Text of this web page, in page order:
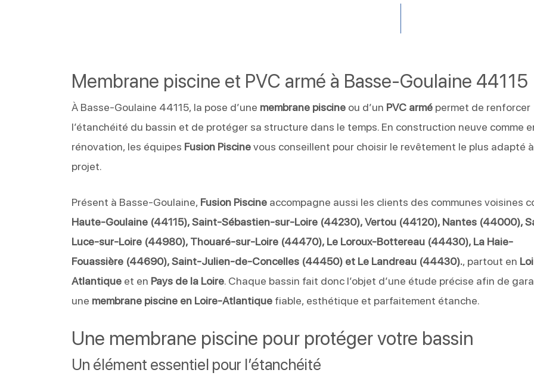
Membrane piscine et PVC armé à Basse-Goulaine 44115
À Basse-Goulaine 44115, la pose d’une membrane piscine ou d’un PVC armé permet de renforcer
l’étanchéité du bassin et de protéger sa structure dans le temps. En construction neuve comme
rénovation, les équipes Fusion Piscinevous conseillent pour choisir le revêtement le plus adapté
projet.
Présent à Basse-Goulaine, Fusion Piscine accompagne aussi les clients des communes voisines
Haute-Goulaine (44115), Saint-Sébastien-sur-Loire (44230), Vertou (44120), Nantes (44000),
Luce-sur-Loire (44980), Thouaré-sur-Loire (44470), Le Loroux-Bottereau (44430), La Haie-
Fouassière (44690), Saint-Julien-de-Concelles (44450) et Le Landreau (44430)., partout en
Atlantique et en Pays de la Loire. Chaque bassin fait donc l’objet d’une étude précise afin de
une membrane piscine en Loire-Atlantique fiable, esthétique et parfaitement étanche.
Une membrane piscine pour protéger votre bassin
Un élément essentiel pour l’étanchéité